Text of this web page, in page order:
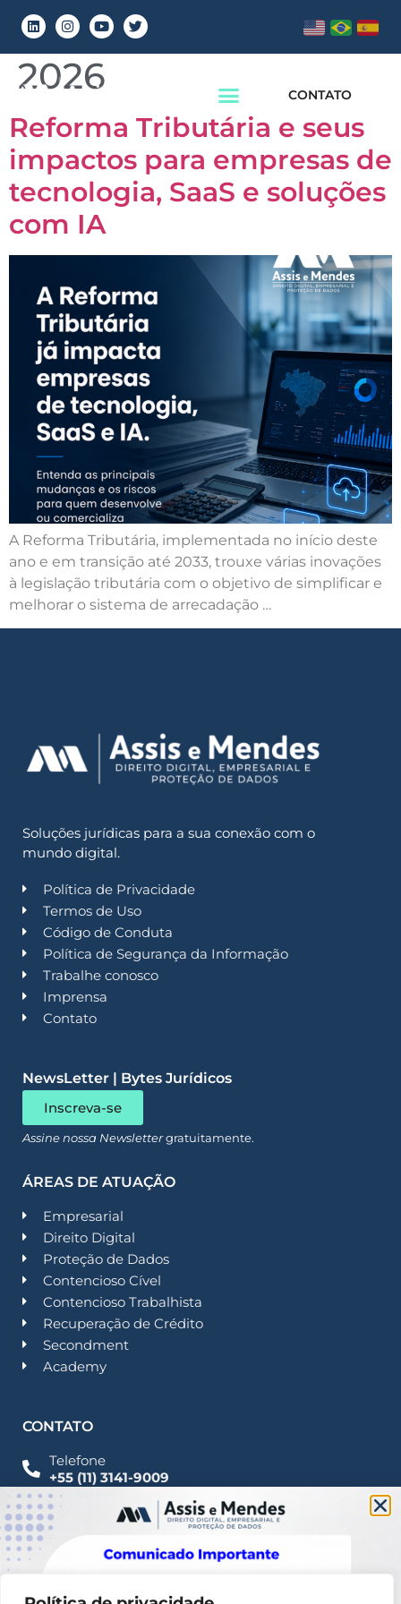
CONTATO
Dia:9 de junho de
2026
Reforma Tributária e seus
impactos para empresas de
tecnologia, SaaS e soluções
com IA
A Reforma Tributária, implementada no início deste
ano e em transição até 2033, trouxe várias inovações
à legislação tributária com o objetivo de simplificar e
melhorar o sistema de arrecadação …
Soluções jurídicas para a sua conexão com o
mundo digital.
Política de Privacidade
Termos de Uso
Código de Conduta
Política de Segurança da Informação
Trabalhe conosco
Imprensa
Contato
NewsLetter | Bytes Jurídicos
Inscreva-se
Assine nossa Newslettergratuitamente.
ÁREAS DE ATUAÇÃO
Empresarial
Direito Digital
Proteção de Dados
Contencioso Cível
Contencioso Trabalhista
Recuperação de Crédito
Secondment
Academy
CONTATO
Telefone
+55 (11) 3141-9009
Imprensa
Fale Conosco
contato@assisemendes.com.br
Alameda Santos, 1165 Paulista - CEP 01419-001 -
SP